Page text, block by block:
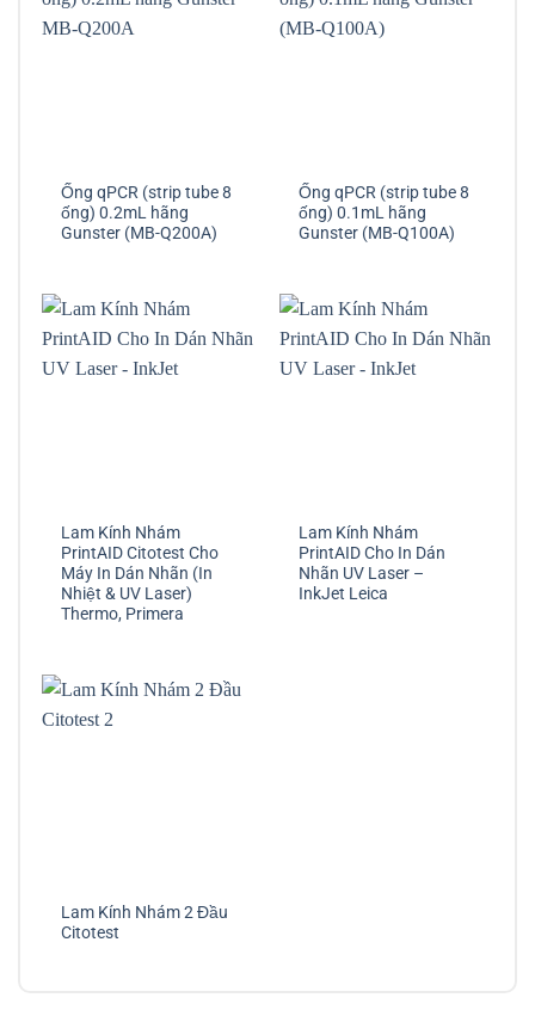
Ống qPCR (strip tube 8
ống) 0.2mL hãng
Gunster (MB-Q200A)
Ống qPCR (strip tube 8
ống) 0.1mL hãng
Gunster (MB-Q100A)
Lam Kính Nhám
PrintAID Citotest Cho
Máy In Dán Nhãn (In
Nhiệt & UV Laser)
Thermo, Primera
Lam Kính Nhám
PrintAID Cho In Dán
Nhãn UV Laser –
InkJet Leica
Lam Kính Nhám 2 Đầu
Citotest